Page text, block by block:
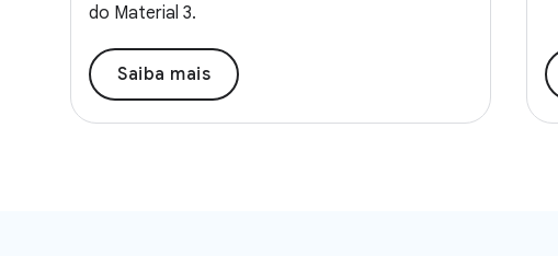
do Material 3.
Saiba mais